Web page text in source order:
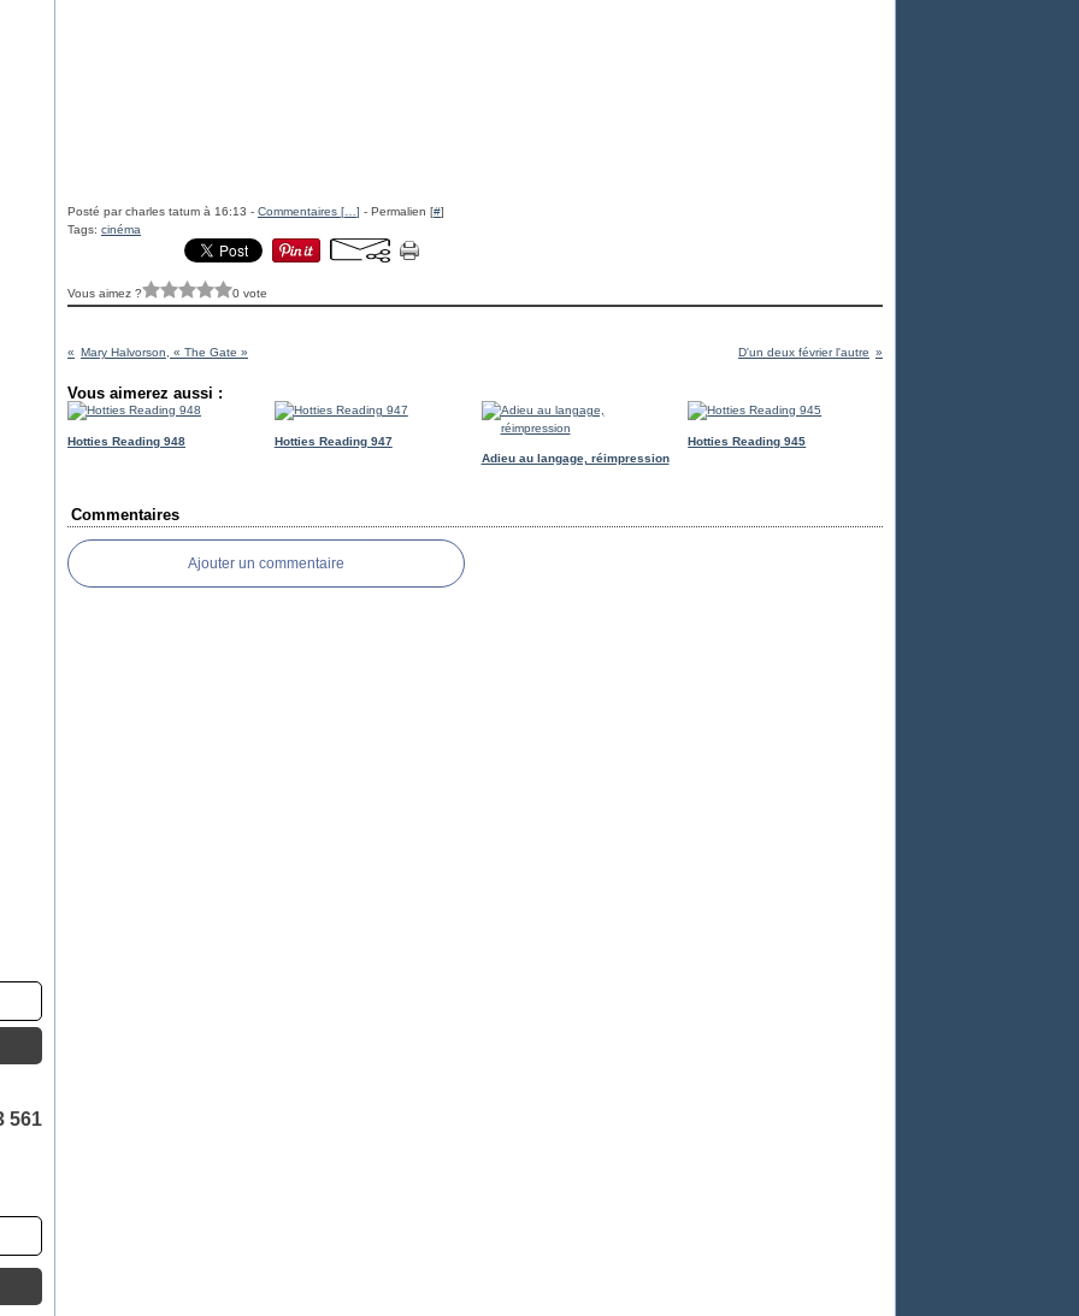
561
Posté par charles tatum à 16:13 - Commentaires [ ] - Permalien [#]
Tags: cinéma
Vous aimez ? 0 vote
Mary Halvorson, « The Gate » D'un deux février l'autre
Vous aimerez aussi :
Hotties Reading 948
Hotties Reading 947
Adieu au langage, réimpression
Hotties Reading 945
Commentaires
Ajouter un commentaire